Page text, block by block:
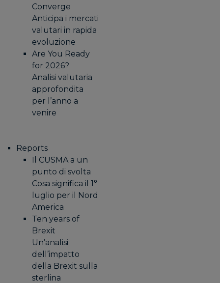
Converge
Anticipa i mercati
valutari in rapida
evoluzione
Are You Ready
for 2026?
Analisi valutaria
approfondita
per l’anno a
venire
Reports
Il CUSMA a un
punto di svolta
Cosa significa il 1°
luglio per il Nord
America
Ten years of
Brexit
Un’analisi
dell’impatto
della Brexit sulla
sterlina